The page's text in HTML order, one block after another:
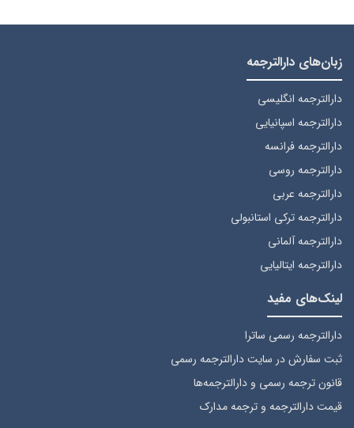
زبان‌های دارالترجمه
دارالترجمه انگلیسی
دارالترجمه اسپانیایی
دارالترجمه فرانسه
دارالترجمه روسی
دارالترجمه عربی
دارالترجمه ترکی استانبولی
دارالترجمه آلمانی
دارالترجمه ایتالیایی
لینک‌های مفید
دارالترجمه رسمی ساترا
ثبت سفارشدر سایت دارالترجمه رسمی
قانون ترجمه رسمی و دارالترجمه‌ها
قیمت دارالترجمه و ترجمه مدارک